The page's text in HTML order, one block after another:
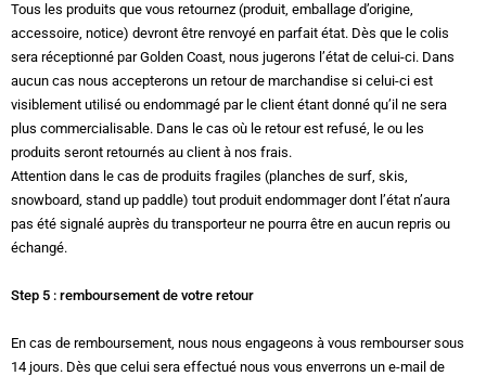
Tous les produits que vous retournez (produit, emballage d’origine,
accessoire, notice) devront être renvoyé en parfait état. Dès que le colis
sera réceptionné par Golden Coast, nous jugerons l’état de celui-ci. Dans
aucun cas nous accepterons un retour de marchandise si celui-ci est
visiblement utilisé ou endommagé par le client étant donné qu’il ne sera
plus commercialisable. Dans le cas où le retour est refusé, le ou les
produits seront retournés au client à nos frais.
Attention dans le cas de produits fragiles (planches de surf, skis,
snowboard, stand up paddle) tout produit endommager dont l’état n’aura
pas été signalé auprès du transporteur ne pourra être en aucun repris ou
échangé.
Step 5 : remboursement de votre retour
En cas de remboursement, nous nous engageons à vous rembourser sous
14 jours. Dès que celui sera effectué nous vous enverrons un e-mail de